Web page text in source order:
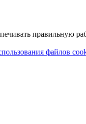
правильную
файлов